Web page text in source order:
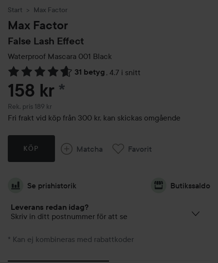
Start Max Factor
Max Factor
False Lash Effect
Waterproof Mascara 001 Black
31 betyg , 4.7 i snitt
Hoppa till Betyg & kommentarer
158 kr *
Rek. pris 189 kr
Rekommenderat pris 189 kr
Fri frakt vid köp från 300 kr, kan skickas omgående
KÖP Matcha Favorit
Se prishistorik Butikssaldo
Leverans redan idag?
Skriv in ditt postnummer för att se
* Kan ej kombineras med rabattkoder